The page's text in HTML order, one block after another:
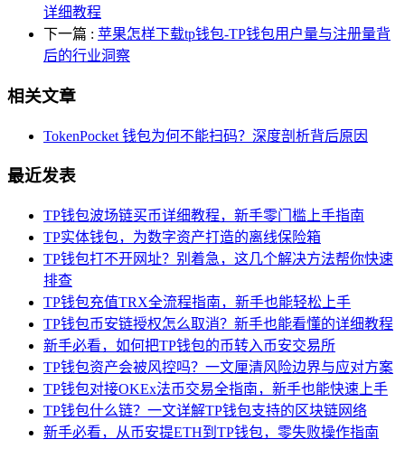
详细教程
下一篇 : 苹果怎样下载tp钱包-TP钱包用户量与注册量背
后的行业洞察
相关文章
TokenPocket 钱包为何不能扫码？深度剖析背后原因
最近发表
TP钱包波场链买币详细教程，新手零门槛上手指南
TP实体钱包，为数字资产打造的离线保险箱
TP钱包打不开网址？别着急，这几个解决方法帮你快速
排查
TP钱包充值TRX全流程指南，新手也能轻松上手
TP钱包币安链授权怎么取消？新手也能看懂的详细教程
新手必看，如何把TP钱包的币转入币安交易所
TP钱包资产会被风控吗？一文厘清风险边界与应对方案
TP钱包对接OKEx法币交易全指南，新手也能快速上手
TP钱包什么链？一文详解TP钱包支持的区块链网络
新手必看，从币安提ETH到TP钱包，零失败操作指南